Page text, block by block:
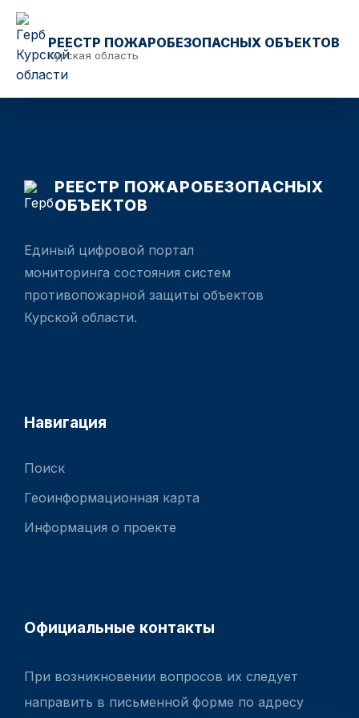
РЕЕСТР ПОЖАРОБЕЗОПАСНЫХ ОБЪЕКТОВ
Курская область
РЕЕСТР ПОЖАРОБЕЗОПАСНЫХ
ОБЪЕКТОВ
Единый цифровой портал
мониторинга состояния систем
противопожарной защиты объектов
Курской области.
Навигация
Поиск
Геоинформационная карта
Информация о проекте
Официальные контакты
При возникновении вопросов их следует
направить в письменной форме по адресу